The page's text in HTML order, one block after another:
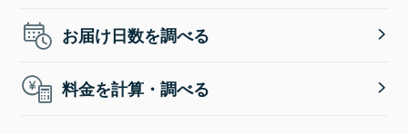
お届け日数を調べる
料金を計算・調べる